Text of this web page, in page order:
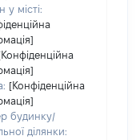
у місті:
[Конфіденційна
будинку/
ділянки: